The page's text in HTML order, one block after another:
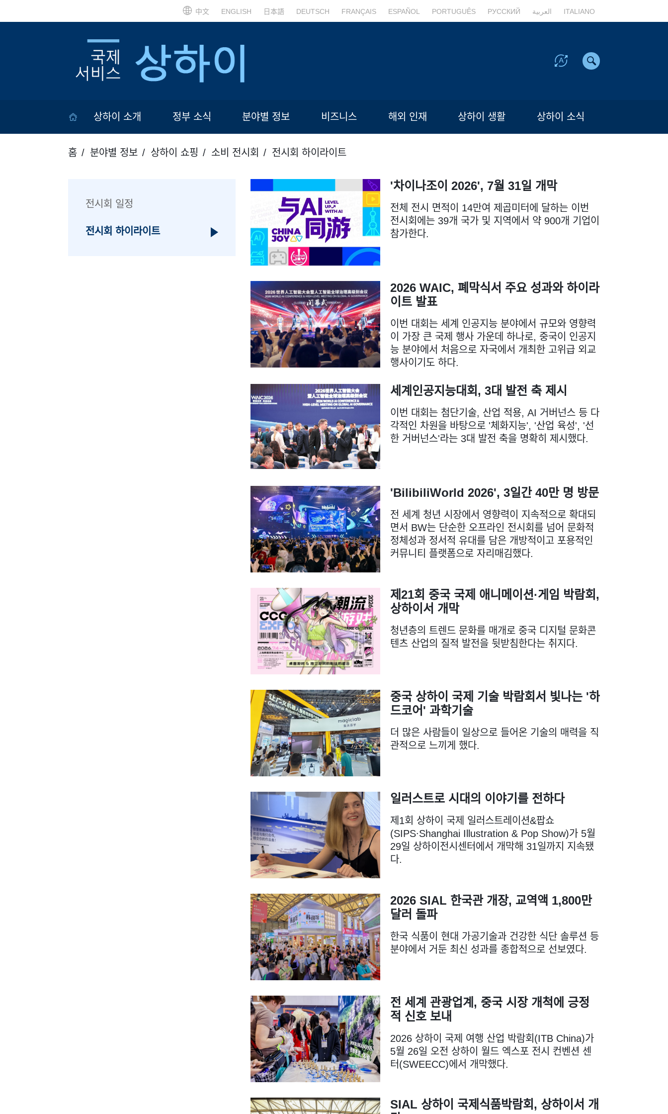
中文 ENGLISH 日本語 DEUTSCH FRANÇAIS ESPAÑOL PORTUGUÊS РУССКИЙ العربية ITALIANO
상하이 소개 정부 소식 분야별 정보 비즈니스 해외 인재 상하이 생활 상하이 소식
홈 분야별 정보 상하이 쇼핑 소비 전시회 전시회 하이라이트
전시회 일정
전시회 하이라이트
'차이나조이 2026', 7월 31일 개막
전체 전시 면적이 14만여 제곱미터에 달하는 이번
전시회에는 39개 국가 및 지역에서 약 900개 기업이
참가한다.
2026 WAIC, 폐막식서 주요 성과와 하이라
이트 발표
이번 대회는 세계 인공지능 분야에서 규모와 영향력
이 가장 큰 국제 행사 가운데 하나로, 중국이 인공지
능 분야에서 처음으로 자국에서 개최한 고위급 외교
행사이기도 하다.
세계인공지능대회, 3대 발전 축 제시
이번 대회는 첨단기술, 산업 적용, AI 거버넌스 등 다
각적인 차원을 바탕으로 '체화지능', '산업 육성', '선
한 거버넌스'라는 3대 발전 축을 명확히 제시했다.
'BilibiliWorld 2026', 3일간 40만 명 방문
전 세계 청년 시장에서 영향력이 지속적으로 확대되
면서 BW는 단순한 오프라인 전시회를 넘어 문화적
정체성과 정서적 유대를 담은 개방적이고 포용적인
커뮤니티 플랫폼으로 자리매김했다.
제21회 중국 국제 애니메이션·게임 박람회,
상하이서 개막
청년층의 트렌드 문화를 매개로 중국 디지털 문화콘
텐츠 산업의 질적 발전을 뒷받침한다는 취지다.
중국 상하이 국제 기술 박람회서 빛나는 '하
드코어' 과학기술
더 많은 사람들이 일상으로 들어온 기술의 매력을 직
관적으로 느끼게 했다.
일러스트로 시대의 이야기를 전하다
제1회 상하이 국제 일러스트레이션&팝쇼
(SIPS∙Shanghai Illustration & Pop Show)가 5월
29일 상하이전시센터에서 개막해 31일까지 지속됐
다.
2026 SIAL 한국관 개장, 교역액 1,800만
달러 돌파
한국 식품이 현대 가공기술과 건강한 식단 솔루션 등
분야에서 거둔 최신 성과를 종합적으로 선보였다.
전 세계 관광업계, 중국 시장 개척에 긍정
적 신호 보내
2026 상하이 국제 여행 산업 박람회(ITB China)가
5월 26일 오전 상하이 월드 엑스포 전시 컨벤션 센
터(SWEECC)에서 개막했다.
SIAL 상하이 국제식품박람회, 상하이서 개